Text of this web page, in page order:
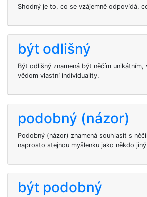
Shodný je to, co se vzájemně odpovídá,
být odlišný
Být odlišný znamená být něčím
vědom vlastní individuality.
podobný (názor)
Podobný (názor) znamená souhlasit s
naprosto stejnou myšlenku jako někdo
být podobný